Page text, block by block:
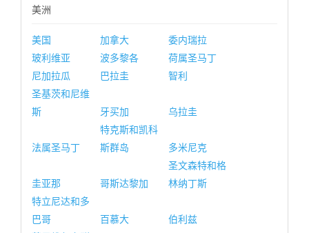
美洲
美国 加拿大
委内瑞拉
玻利维亚
波多黎各
荷属圣马丁
尼加拉瓜
巴拉圭
智利
圣基茨和尼维
斯
牙买加 乌拉圭
法属圣马丁
特克斯和凯科
斯群岛
多米尼克
圭亚那 哥斯达黎加
圣文森特和格
林纳丁斯
特立尼达和多
巴哥
百慕大
伯利兹